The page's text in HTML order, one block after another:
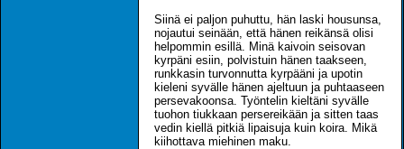
Siinä ei paljon puhuttu, hän laski housunsa,
nojautui seinään, että hänen reikänsä olisi
helpommin esillä. Minä kaivoin seisovan
kyrpäni esiin, polvistuin hänen taakseen,
runkkasin turvonnutta kyrpääni ja upotin
kieleni syvälle hänen ajeltuun ja puhtaaseen
persevakoonsa. Työntelin kieltäni syvälle
tuohon tiukkaan persereikään ja sitten taas
vedin kiellä pitkiä lipaisuja kuin koira. Mikä
kiihottava miehinen maku.